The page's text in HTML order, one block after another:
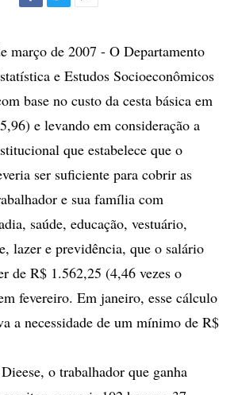
compartilhamento
março de 2007 - O Departamento
e Estudos Socioeconômicos
base no custo da cesta básica em
e levando em consideração a
que estabelece que o
ser suficiente para cobrir as
e sua família com
saúde, educação, vestuário,
lazer e previdência, que o salário
de R$ 1.562,25 (4,46 vezes o
fevereiro. Em janeiro, esse cálculo
a necessidade de um mínimo de R$
o trabalhador que ganha